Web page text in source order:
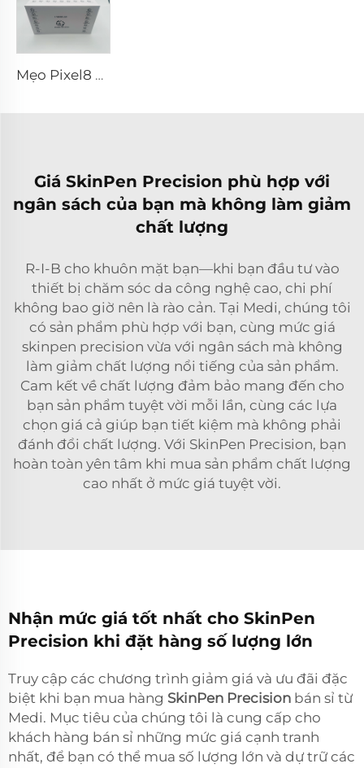
Mẹo Pixel8 RF
Giá SkinPen Precision phù hợp với
ngân sách của bạn mà không làm giảm
chất lượng
R-I-B cho khuôn mặt bạn—khi bạn đầu tư vào
thiết bị chăm sóc da công nghệ cao, chi phí
không bao giờ nên là rào cản. Tại Medi, chúng tôi
có sản phẩm phù hợp với bạn, cùng mức giá
skinpen precision vừa với ngân sách mà không
làm giảm chất lượng nổi tiếng của sản phẩm.
Cam kết về chất lượng đảm bảo mang đến cho
bạn sản phẩm tuyệt vời mỗi lần, cùng các lựa
chọn giá cả giúp bạn tiết kiệm mà không phải
đánh đổi chất lượng. Với SkinPen Precision, bạn
hoàn toàn yên tâm khi mua sản phẩm chất lượng
cao nhất ở mức giá tuyệt vời.
Nhận mức giá tốt nhất cho SkinPen
Precision khi đặt hàng số lượng lớn
Truy cập các chương trình giảm giá và ưu đãi đặc
biệt khi bạn mua hàng SkinPen Precision bán sỉ từ
Medi. Mục tiêu của chúng tôi là cung cấp cho
khách hàng bán sỉ những mức giá cạnh tranh
nhất, để bạn có thể mua số lượng lớn và dự trữ các